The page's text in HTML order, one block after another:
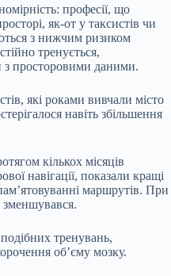
професії, що
як-от у таксистів чи
з нижчим ризиком
тренується,
просторовими даними.
які роками вивчали місто
навіть збільшення
кількох місяців
навігації, показали кращі
маршрутів. При
зменшувався.
тренувань,
об’єму мозку.